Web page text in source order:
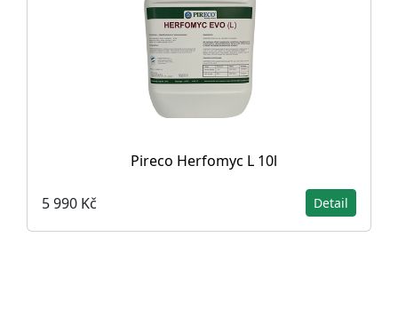
Pireco Herfomyc L 10l
5 990 Kč Detail